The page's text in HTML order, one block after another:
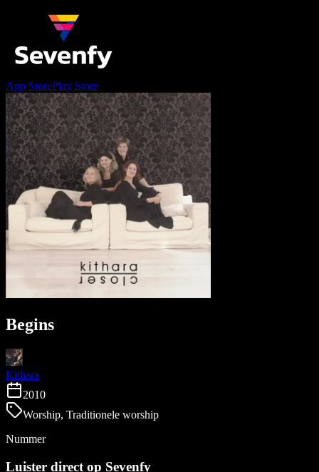
App StorePlay Store
Begins
Kithara
2010
Worship, Traditionele worship
Nummer
Luister direct op Sevenfy